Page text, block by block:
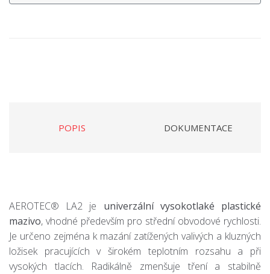
POPIS DOKUMENTACE
AEROTEC® LA2 je univerzální vysokotlaké plastické
mazivo, vhodné především pro střední obvodové rychlosti.
Je určeno zejména k mazání zatížených valivých a kluzných
ložisek pracujících v širokém teplotním rozsahu a při
vysokých tlacích. Radikálně zmenšuje tření a stabilně